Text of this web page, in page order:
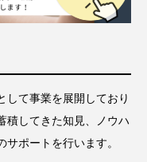
して事業を展開しており
積してきた知見、ノウハ
ポートを行います。